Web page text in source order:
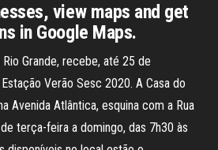
view maps and get
in Google Maps.
Grande, recebe, até 25 de
Verão Sesc 2020. A Casa do
Avenida Atlântica, esquina com a Rua
terça-feira a domingo, das 7h30 às